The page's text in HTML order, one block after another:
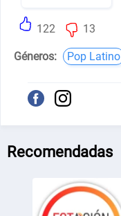
122 13
Géneros: Pop Latino
Recomendadas